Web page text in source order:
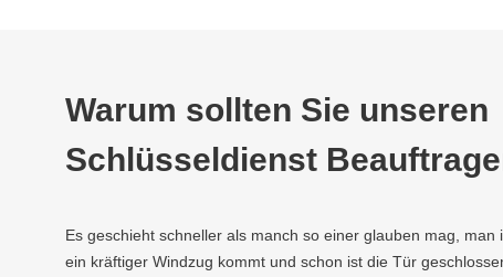
Warum sollten Sie unseren
Schlüsseldienst
Es geschieht schneller als manch so einer glauben mag, man
ein kräftiger Windzug kommt und schon ist die Tür